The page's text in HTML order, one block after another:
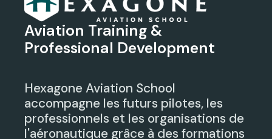
Aviation Training &
Professional Development
Hexagone Aviation School
accompagne les futurs pilotes, les
professionnels et les organisations de
l'aéronautique grâce à des formations